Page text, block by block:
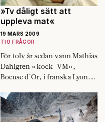
»Tv dåligt sätt att
uppleva mat«
19 MARS 2009
TIO FRÅGOR
För tolv år sedan vann Mathias
Dahlgren »kock-VM«,
Bocuse d´Or, i franska Lyon.
Grand Hôtel. Och
utmärkelserna fortsätter att
falla över honom.